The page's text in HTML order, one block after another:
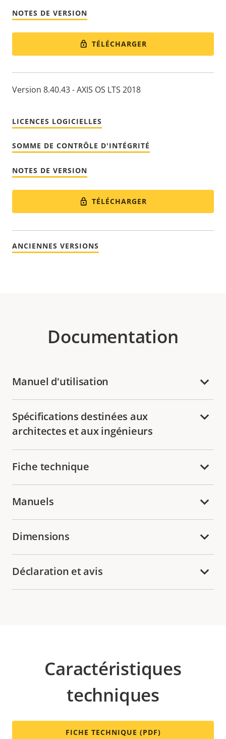
NOTES DE VERSION
TÉLÉCHARGER
Version 8.40.43 - AXIS OS LTS 2018
LICENCES LOGICIELLES
SOMME DE CONTRÔLE D'INTÉGRITÉ
NOTES DE VERSION
TÉLÉCHARGER
ANCIENNES VERSIONS
Documentation
Manuel d'utilisation
Spécifications destinées aux
architectes et aux ingénieurs
Fiche technique
Manuels
Dimensions
Déclaration et avis
Caractéristiques
techniques
FICHE TECHNIQUE (PDF)